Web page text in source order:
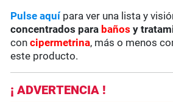
Pulse aquí para ver una lista y
concentrados para baños y
concipermetrina, más o menos
este producto.
¡ ADVERTENCIA !